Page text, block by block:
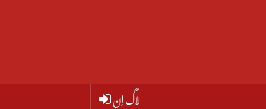
لاگ اِن